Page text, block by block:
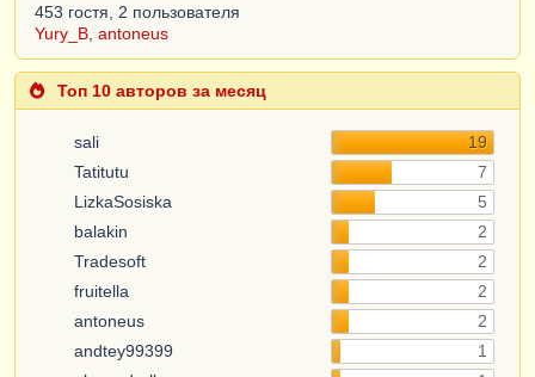
453 гостя, 2 пользователя
Yury_B antoneus
Топ 10 авторов за месяц
sali
19
Tatitutu
7
LizkaSosiska
5
balakin
2
Tradesoft
2
fruitella
2
antoneus
2
andtey99399
1